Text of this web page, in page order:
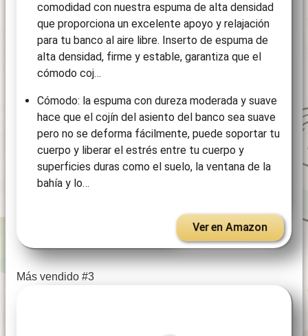
comodidad con nuestra espuma de alta densidad
que proporciona un excelente apoyo y relajación
para tu banco al aire libre. Inserto de espuma de
alta densidad, firme y estable, garantiza que el
cómodo coj…
Cómodo: la espuma con dureza moderada y suave
hace que el cojín del asiento del banco sea suave
pero no se deforma fácilmente, puede soportar tu
cuerpo y liberar el estrés entre tu cuerpo y
superficies duras como el suelo, la ventana de la
bahía y lo…
Ver en Amazon
Más vendido #3